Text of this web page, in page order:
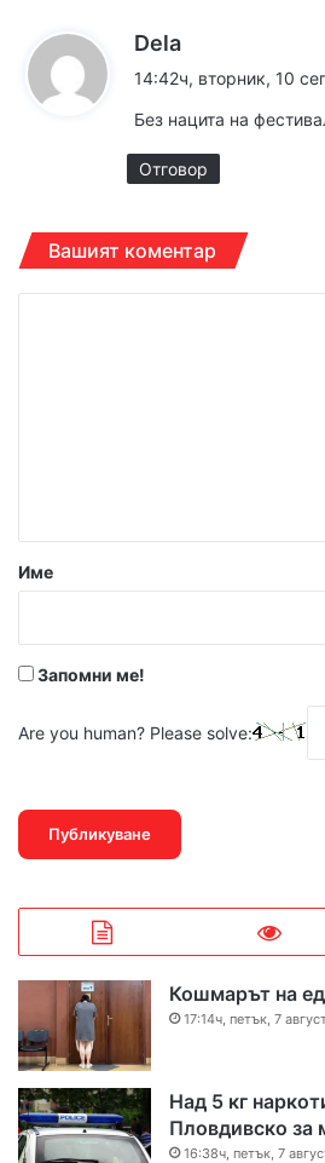
Dela
а
:
14:42ч, вторник, 10
Без нацита на
Отговор
Вашият коментар
р
Име
Запомни ме!
Are you human? Please solve:
Кошмарът на
17:14ч, петък, 7
Над 5 кг
Пловдивско за
16:38ч, петък, 7